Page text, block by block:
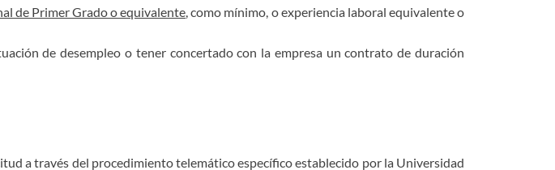
de Primer Grado o equivalente , como mínimo, o experiencia laboral equivalente o
de desempleo o tener concertado con la empresa un contrato de duración
a través del procedimiento telemático específico establecido por la Universidad